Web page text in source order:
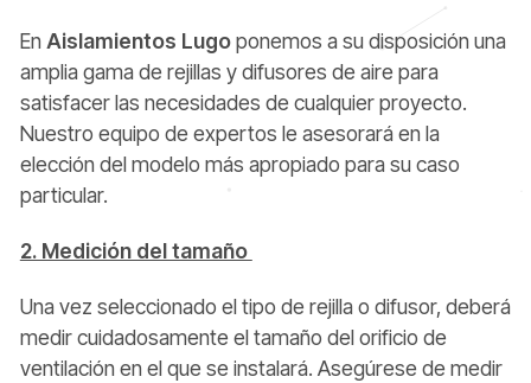
EnAislamientos Lugoponemos a su disposición una
amplia gama de rejillas y difusores de aire para
satisfacer las necesidades de cualquier proyecto.
Nuestro equipo de expertos le asesorará en la
elección del modelo más apropiado para su caso
particular.
2. Medición del tamaño
Una vez seleccionado el tipo de rejilla o difusor, deberá
medir cuidadosamente el tamaño del orificio de
ventilación en el que se instalará. Asegúrese de medir